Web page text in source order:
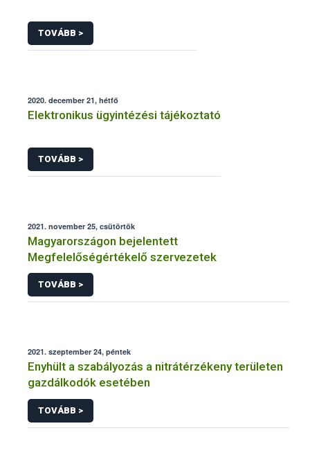
TOVÁBB >
2020. december 21, hétfő
Elektronikus ügyintézési tájékoztató
TOVÁBB >
2021. november 25, csütörtök
Magyarországon bejelentett
Megfelelőségértékelő szervezetek
TOVÁBB >
2021. szeptember 24, péntek
Enyhült a szabályozás a nitrátérzékeny területen
gazdálkodók esetében
TOVÁBB >